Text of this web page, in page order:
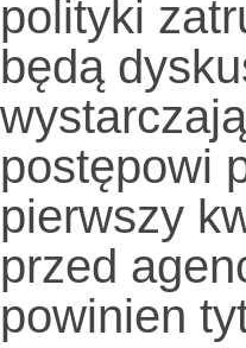
polityki
będą
postępowi
pierwszy
przed
powinien